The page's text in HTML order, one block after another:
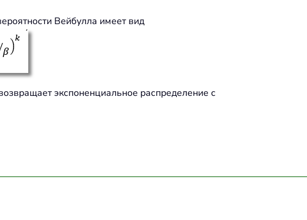
Вейбулла имеет вид
экспоненциальное распределение с